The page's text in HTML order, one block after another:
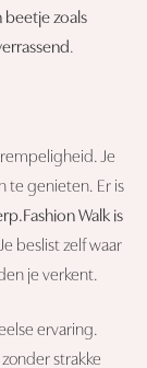
beetje zoals
.
Je
te genieten. Er is
Walk is
beslist zelf waar
je verkent.
ervaring.
strakke